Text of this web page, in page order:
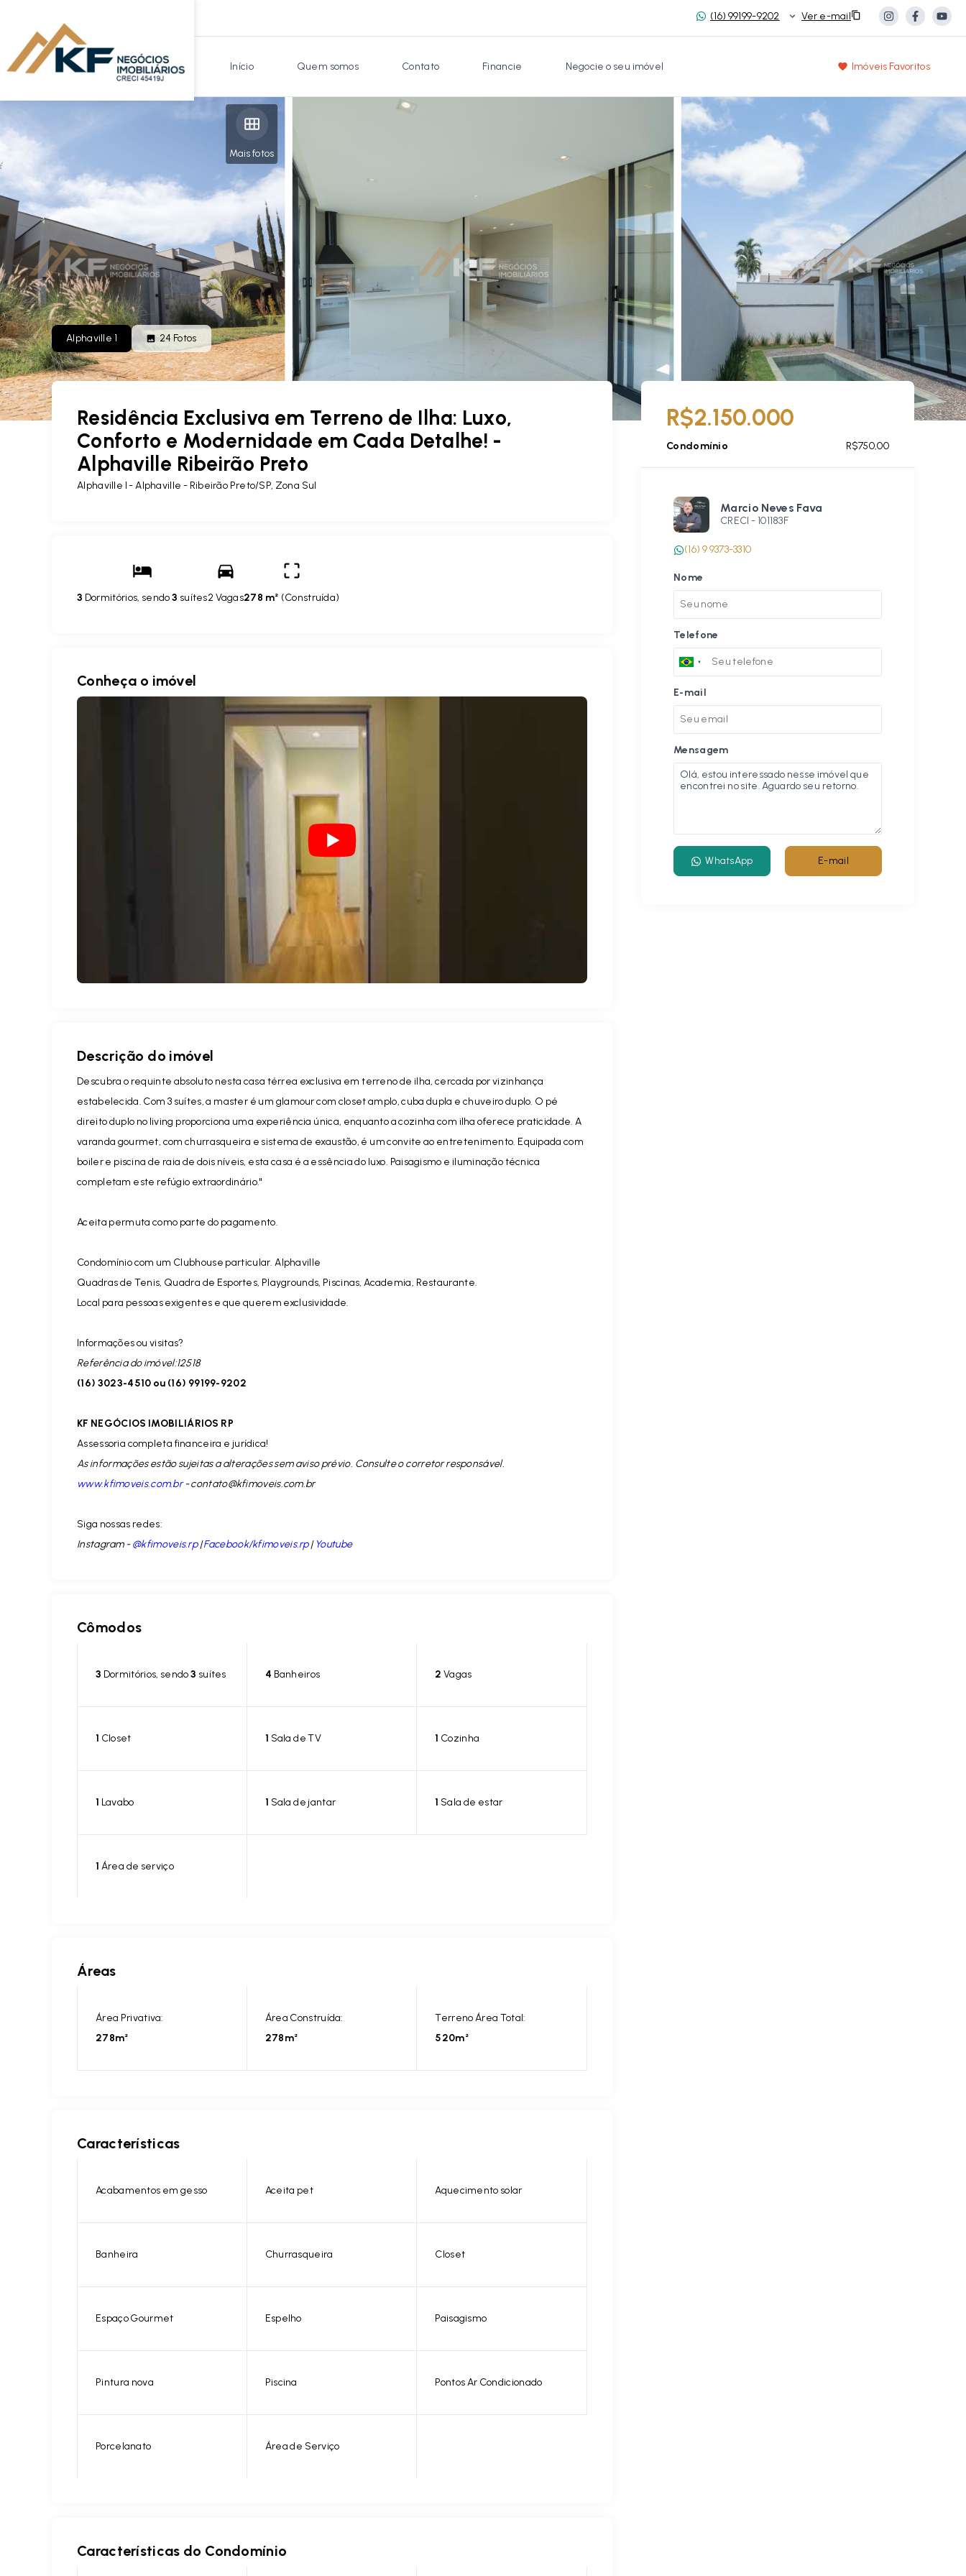
(16) 99199-9202 Ver e-mail
Início Quem somos Contato Financie Negocie o seu imóvel Imóveis Favoritos
Mais fotos
Alphaville 1 24 Fotos
Residência Exclusiva em Terreno de Ilha: Luxo,
Conforto e Modernidade em Cada Detalhe! -
Alphaville Ribeirão Preto
Alphaville I -Alphaville - Ribeirão Preto/SP, Zona Sul
3 Dormitórios, sendo3 suítes2 Vagas278 m² (Construída)
Conheça o imóvel
Descrição do imóvel
Descubra o requinte absoluto nesta casa térrea exclusiva em terreno de ilha, cercada por vizinhança
estabelecida. Com 3 suítes, a master é um glamour com closet amplo, cuba dupla e chuveiro duplo. O pé
direito duplo no living proporciona uma experiência única, enquanto a cozinha com ilha oferece praticidade. A
varanda gourmet, com churrasqueira e sistema de exaustão, é um convite ao entretenimento. Equipada com
boiler e piscina de raia de dois níveis, esta casa é a essência do luxo. Paisagismo e iluminação técnica
completam este refúgio extraordinário."
Aceita permuta como parte do pagamento.
Condomínio com um Clubhouse particular. Alphaville
Quadras de Tenis, Quadra de Esportes, Playgrounds, Piscinas, Academia, Restaurante.
Local para pessoas exigentes e que querem exclusividade.
Informações ou visitas?
Referência do imóvel:12518
(16) 3023-4510 ou (16) 99199-9202
KF NEGÓCIOS IMOBILIÁRIOS RP
Assessoria completa financeira e jurídica!
As informações estão sujeitas a alterações sem aviso prévio. Consulte o corretor responsável.
www.kfimoveis.com.br-contato@kfimoveis.com.br
Siga nossas redes:
Instagram -@kfimoveis.rp|Facebook/kfimoveis.rp| Youtube
Cômodos
3 Dormitórios, sendo3 suítes 4 Banheiros 2 Vagas
1 Closet 1 Sala de TV 1 Cozinha
1 Lavabo 1 Sala de jantar 1 Sala de estar
1 Área de serviço
Áreas
Área Privativa:
278m²
Área Construída:
278m²
Terreno Área Total:
520m²
Características
Acabamentos em gesso Aceita pet Aquecimento solar
Banheira Churrasqueira Closet
Espaço Gourmet Espelho Paisagismo
Pintura nova Piscina Pontos Ar Condicionado
Porcelanato Área de Serviço
Características do Condomínio
R$2.150.000
Condomínio R$750,00
Marcio Neves Fava
CRECI - 101183F
(16) 9 9373-3310
Nome
Telefone
E-mail
Mensagem
WhatsApp E-mail